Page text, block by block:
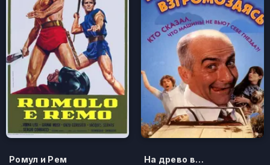
Ромул и Рем На древо взгромоздясь